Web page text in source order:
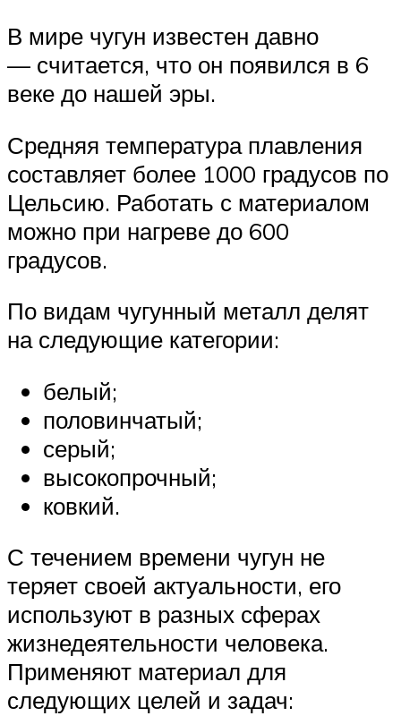
В мире чугун известен давно
— считается, что он появился в 6
веке до нашей эры.
Средняя температура плавления
составляет более 1000 градусов по
Цельсию. Работать с материалом
можно при нагреве до 600
градусов.
По видам чугунный металл делят
на следующие категории:
белый;
половинчатый;
серый;
высокопрочный;
ковкий.
С течением времени чугун не
теряет своей актуальности, его
используют в разных сферах
жизнедеятельности человека.
Применяют материал для
следующих целей и задач: